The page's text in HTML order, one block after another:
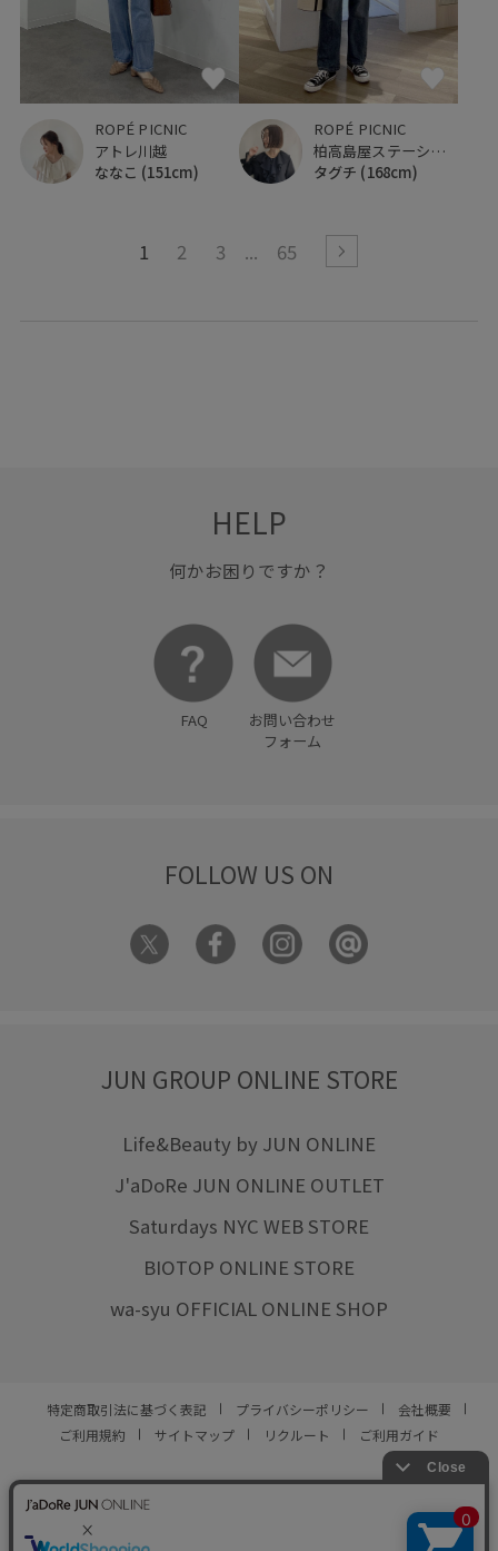
ROPÉ PICNIC
アトレ川越
ななこ (151cm)
ROPÉ PICNIC
柏高島屋ステーションモール
タグチ (168cm)
1 2 3 65
HELP
何かお困りですか？
FAQ
お問い合わせ
フォーム
FOLLOW US ON
JUN GROUP ONLINE STORE
Life&Beauty by JUN ONLINE
J'aDoRe JUN ONLINE OUTLET
Saturdays NYC WEB STORE
BIOTOP ONLINE STORE
wa-syu OFFICIAL ONLINE SHOP
特定商取引法に基づく表記 プライバシーポリシー
会社概要
ご利用規約
サイトマップ リクルート ご利用ガイド
© JUN CO.,LTD. ALL RIGHTS RESERVED.